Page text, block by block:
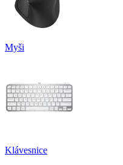
Myši
Klávesnice